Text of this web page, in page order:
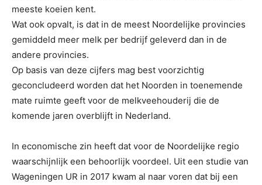
meeste koeien kent.
Wat ook opvalt, is dat in de meest Noordelijke provincies
gemiddeld meer melk per bedrijf geleverd dan in de
andere provincies.
Op basis van deze cijfers mag best voorzichtig
geconcludeerd worden dat het Noorden in toenemende
mate ruimte geeft voor de melkveehouderij die de
komende jaren overblijft in Nederland.
In economische zin heeft dat voor de Noordelijke regio
waarschijnlijk een behoorlijk voordeel. Uit een studie van
Wageningen UR in 2017 kwam al naar voren dat bij een